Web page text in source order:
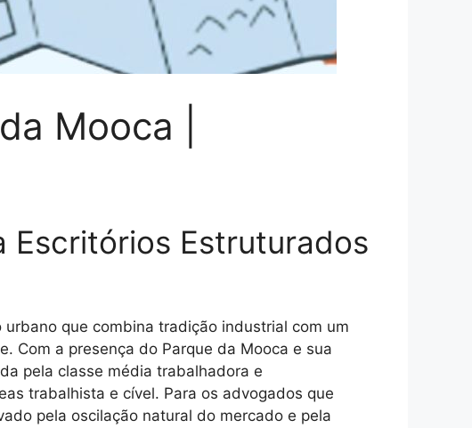
Mooca |
Escritórios Estruturados
que combina tradição industrial com um
Com a presença do Parque da Mooca e sua
pela classe média trabalhadora e
trabalhista e cível. Para os advogados que
pela oscilação natural do mercado e pela